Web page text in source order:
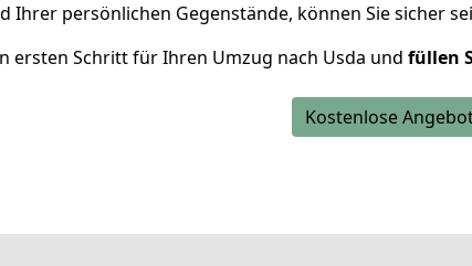
Ihrer persönlichen Gegenstände, können Sie sicher
ersten Schritt für Ihren Umzug nach Usda und füllen
Kostenlose